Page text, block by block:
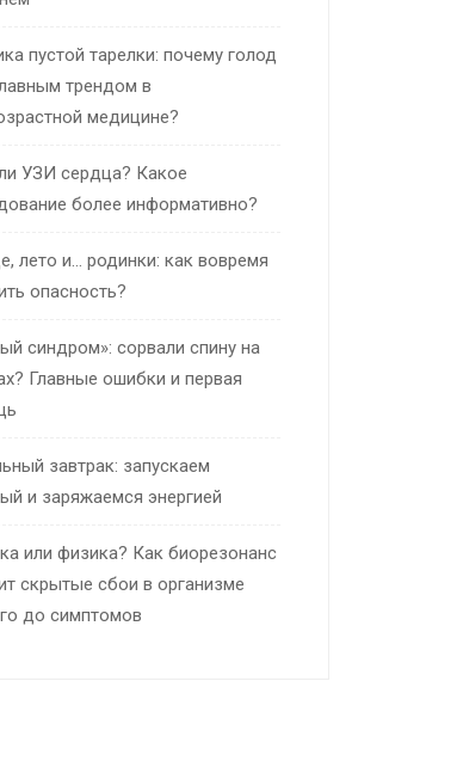
пустой тарелки: почему голод
трендом в
медицине?
УЗИ сердца? Какое
более информативно?
лето и… родинки: как вовремя
опасность?
синдром»: сорвали спину на
Главные ошибки и первая
завтрак: запускаем
и заряжаемся энергией
или физика? Как биорезонанс
скрытые сбои в организме
до симптомов